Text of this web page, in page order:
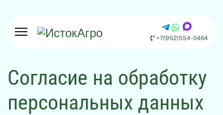
+7(952)554-0464
Согласие на обработку
персональных данных